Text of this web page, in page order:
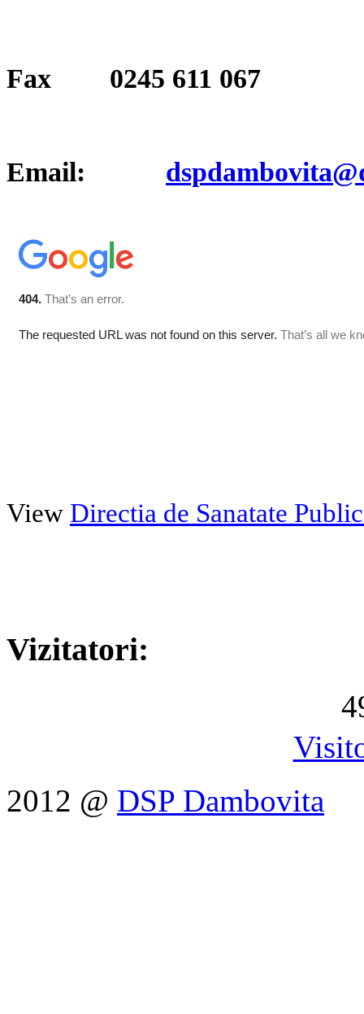
Fax 0245 611 067
Email:
View Directia de Sanatate
Vizitatori:
4
2012 @ DSP Dambovita